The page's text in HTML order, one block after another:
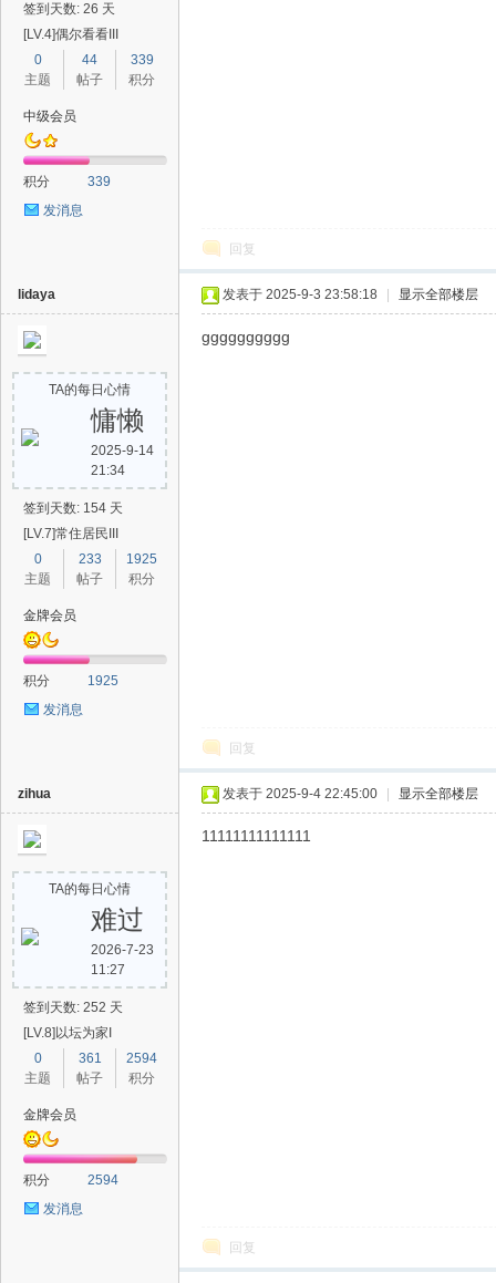
签到天数: 26 天
[LV.4]偶尔看看III
0
主题
44
帖子
339
积分
中级会员
积分
339
发消息
回复
lidaya
TA的每日心情
慵懒
2025-9-14
21:34
签到天数: 154 天
[LV.7]常住居民III
0
主题
233
帖子
1925
积分
金牌会员
积分
1925
发消息
发表于 2025-9-3 23:58:18 显示全部楼层
gggggggggg
回复
zihua
TA的每日心情
难过
2026-7-23
11:27
签到天数: 252 天
[LV.8]以坛为家I
0
主题
361
帖子
2594
积分
金牌会员
积分
2594
发消息
发表于 2025-9-4 22:45:00 显示全部楼层
11111111111111
回复